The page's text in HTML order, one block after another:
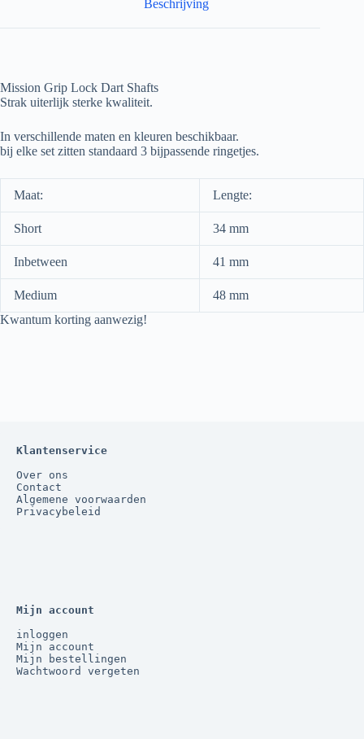
Beschrijving
Mission Grip Lock Dart Shafts
Strak uiterlijk sterke kwaliteit.
In verschillende maten en kleuren beschikbaar.
bij elke set zitten standaard 3 bijpassende ringetjes.
Maat: Lengte:
Short 34 mm
Inbetween 41 mm
Medium
48 mm
Kwantum korting aanwezig!
Klantenservice
Over ons
Contact
Algemene voorwaarden
Privacybeleid
Mijn account
inloggen
Mijn account
Mijn bestellingen
Wachtwoord vergeten